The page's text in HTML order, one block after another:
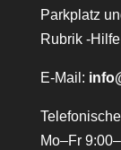
Parkplatz
Rubrik -
E-Mail:
Mo–Fr